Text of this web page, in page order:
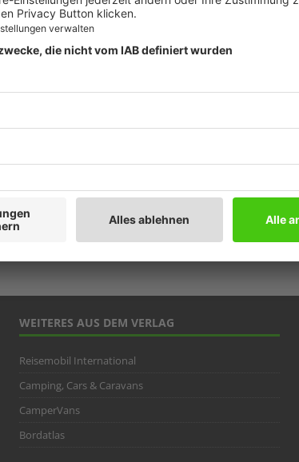
WEITERES AUS DEM VERLAG
Reisemobil International
Camping, Cars & Caravans
CamperVans
Bordatlas